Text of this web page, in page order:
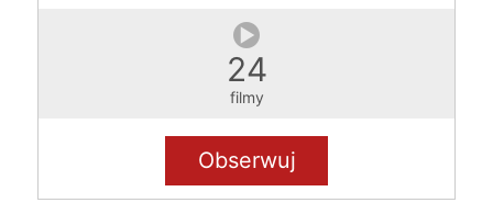
24
filmy
Obserwuj